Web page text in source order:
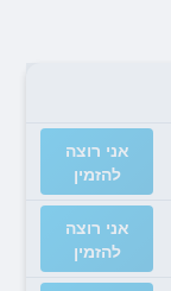
אני רוצה
להזמין
אני רוצה
להזמין